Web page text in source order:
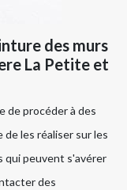
des murs
La Petite et
de procéder à des
les réaliser sur les
qui peuvent s'avérer
des